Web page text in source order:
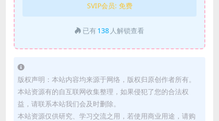
SVIP会员: 免费
已有 138 人解锁查看
版权声明：本站内容均来源于网络，版权归原创作者所有。
本站资源有的自互联网收集整理，如果侵犯了您的合法权
益，请联系本站我们会及时删除。
本站资源仅供研究、学习交流之用，若使用商业用途，请购